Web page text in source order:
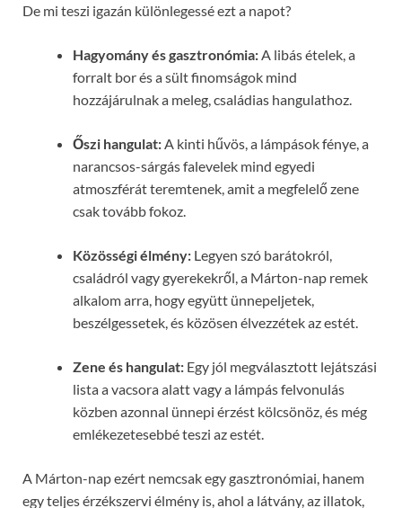
De mi teszi igazán különlegessé ezt a napot?
Hagyomány és gasztronómia:A libás ételek, a
forralt bor és a sült finomságok mind
hozzájárulnak a meleg, családias hangulathoz.
Őszi hangulat:A kinti hűvös, a lámpások fénye, a
narancsos-sárgás falevelek mind egyedi
atmoszférát teremtenek, amit a megfelelő zene
csak tovább fokoz.
Közösségi élmény: Legyen szó barátokról,
családról vagy gyerekekről, a Márton-nap remek
alkalom arra, hogy együtt ünnepeljetek,
beszélgessetek, és közösen élvezzétek az estét.
Zene és hangulat: Egy jól megválasztott lejátszási
lista a vacsora alatt vagy a lámpás felvonulás
közben azonnal ünnepi érzést kölcsönöz, és még
emlékezetesebbé teszi az estét.
A Márton-nap ezért nemcsak egy gasztronómiai, hanem
egy teljes érzékszervi élmény is, ahol a látvány, az illatok,